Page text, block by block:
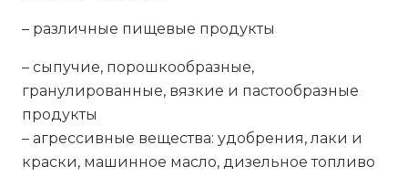
– различные пищевые продукты
– сыпучие, порошкообразные,
гранулированные, вязкие и пастообразные
продукты
– агрессивные вещества: удобрения, лаки и
краски, машинное масло, дизельное топливо